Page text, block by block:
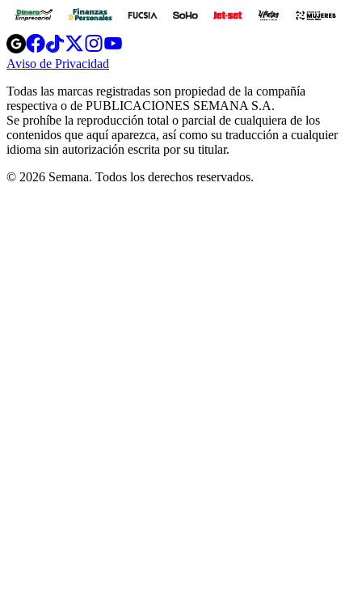
Opens
in
new
Opens
in
new
Opens
in
new
window
Opens
new
windowwindow
Aviso de Privacidad
new
window
Todas las marcas registradas son propiedad de la compañía
respectiva o de PUBLICACIONES SEMANA S.A.
Se prohíbe la reproducción total o parcial de cualquiera de los
contenidos que aquí aparezca, así como su traducción a cualquier
idioma sin autorización escrita por su titular.
© 2026 Semana. Todos los derechos reservados.